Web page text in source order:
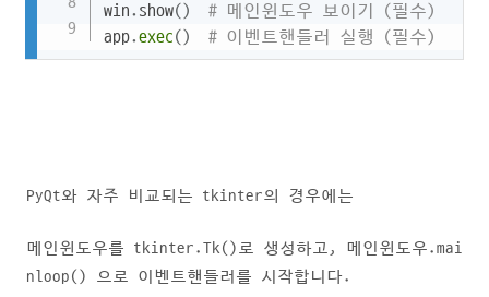
win. show()
# 메인윈도우 보이기 (필수)
app.exec() # 이벤트핸들러 실행 (필수)
PyQt와 자주 비교되는 tkinter의 경우에는
메인윈도우를 tkinter.Tk()로 생성하고, 메인윈도우.mai
nloop() 으로 이벤트핸들러를 시작합니다.